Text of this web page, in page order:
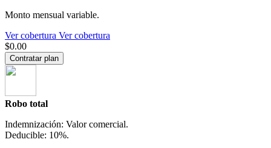
Monto mensual variable.
Ver cobertura Ver cobertura
$0.00
Contratar plan
Robo total
Indemnización: Valor comercial.
Deducible: 10%.